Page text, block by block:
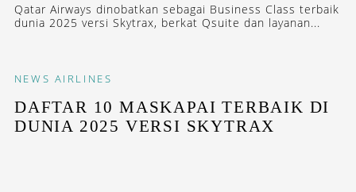
Qatar Airways dinobatkan sebagai Business Class terbaik
dunia 2025 versi Skytrax, berkat Qsuite dan layanan...
NEWS AIRLINES
DAFTAR 10 MASKAPAI TERBAIK DI
DUNIA 2025 VERSI SKYTRAX